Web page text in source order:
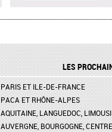
MARTINA MEOLA
BUNIATISHVILI AU
D'ANTHÉRON
FESTIVAL DE PIANO DE
ROQUE D'ANTHÉON -
DE LA PRÉSENTATION
PIANOS
LES
PARIS ET ILE-DE-FRANCE
PACA ET RHÔNE-ALPES
AQUITAINE, LANGUEDOC,
AUVERGNE, BOURGOGNE, CENTRE